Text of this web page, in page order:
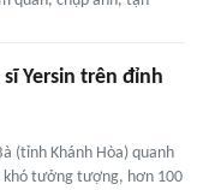
Yersin trên đỉnh
(tỉnh Khánh Hòa) quanh
khó tưởng tượng, hơn 100